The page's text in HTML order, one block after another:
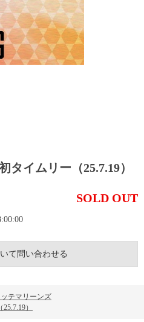
タイムリー（25.7.19）
SOLD OUT
て問い合わせる
テマリーンズ
）